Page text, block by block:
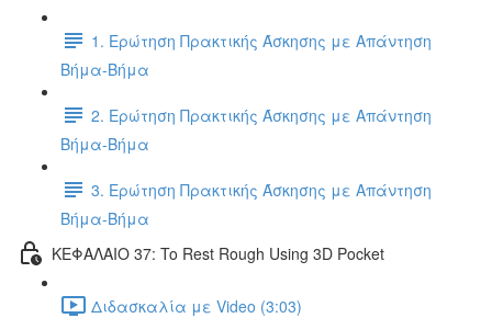
1. Ερώτηση Πρακτικής Άσκησης με Απάντηση
Βήμα-Βήμα
2. Ερώτηση Πρακτικής Άσκησης με Απάντηση
Βήμα-Βήμα
3. Ερώτηση Πρακτικής Άσκησης με Απάντηση
Βήμα-Βήμα
ΚΕΦΑΛΑΙΟ 37: To Rest Rough Using 3D Pocket
Διδασκαλία με Video (3:03)